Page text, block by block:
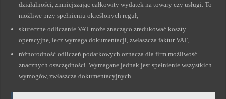
działalności, zmniejszając całkowity wydatek na towary czy usługi. To
możliwe przy spełnieniu określonych reguł,
skuteczne odliczanie VAT może znacząco zredukować koszty
operacyjne, lecz wymaga dokumentacji, zwłaszcza faktur VAT,
różnorodność odliczeń podatkowych oznacza dla firm możliwość
znacznych oszczędności. Wymagane jednak jest spełnienie wszystkich
wymogów, zwłaszcza dokumentacyjnych.